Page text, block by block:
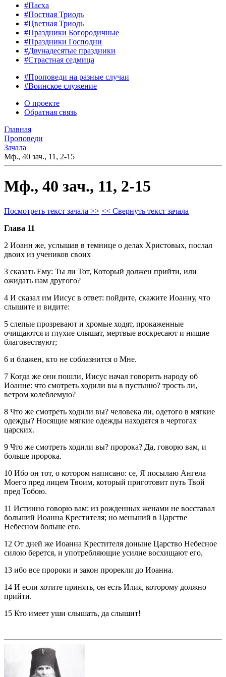
#Пасха
#Постная Триодь
#Цветная Триодь
#Праздники Богородичные
#Праздники Господни
#Двунадесятые праздники
#Страстная седмица
#Проповеди на разные случаи
#Воинское служение
О проекте
Обратная связь
Главная
Проповеди
Зачала
Мф., 40 зач., 11, 2-15
Мф., 40 зач., 11, 2-15
Посмотреть текст зачала >> << Свернуть текст зачала
Глава 11
2 Иоанн же, услышав в темнице о делах Христовых, послал
двоих из учеников своих
3 сказать Ему: Ты ли Тот, Который должен прийти, или
ожидать нам другого?
4 И сказал им Иисус в ответ: пойдите, скажите Иоанну, что
слышите и видите:
5 слепые прозревают и хромые ходят, прокаженные
очищаются и глухие слышат, мертвые воскресают и нищие
благовествуют;
6 и блажен, кто не соблазнится о Мне.
7 Когда же они пошли, Иисус начал говорить народу об
Иоанне: что смотреть ходили вы в пустыню? трость ли,
ветром колеблемую?
8 Что же смотреть ходили вы? человека ли, одетого в мягкие
одежды? Носящие мягкие одежды находятся в чертогах
царских.
9 Что же смотреть ходили вы? пророка? Да, говорю вам, и
больше пророка.
10 Ибо он тот, о котором написано: се, Я посылаю Ангела
Моего пред лицем Твоим, который приготовит путь Твой
пред Тобою.
11 Истинно говорю вам: из рожденных женами не восставал
больший Иоанна Крестителя; но меньший в Царстве
Небесном больше его.
12 От дней же Иоанна Крестителя доныне Царство Небесное
силою берется, и употребляющие усилие восхищают его,
13 ибо все пророки и закон прорекли до Иоанна.
14 И если хотите принять, он есть Илия, которому должно
прийти.
15 Кто имеет уши слышать, да слышит!